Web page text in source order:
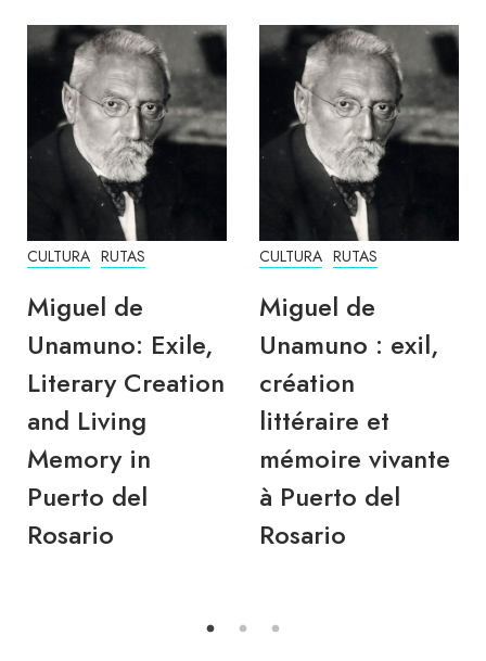
CULTURA RUTAS
Miguel de
Unamuno: Exile,
Literary Creation
and Living
Memory in
Puerto del
Rosario
CULTURA RUTAS
Miguel de
Unamuno : exil,
création
littéraire et
mémoire vivante
à Puerto del
Rosario